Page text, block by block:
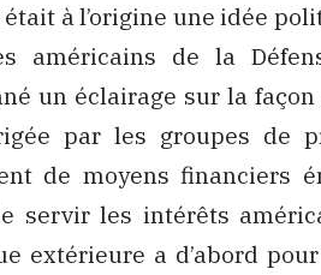
à l’origine une idée
américains de la
un éclairage sur la
par les groupes de
de moyens financiers
servir les intérêts
extérieure a d’abord